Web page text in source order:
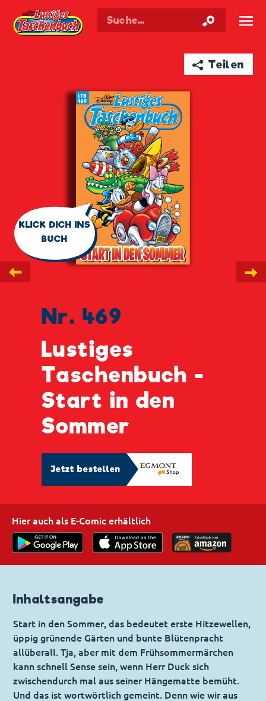
Walt Disneys Taschenbuch ☰
➦ Teilen
←
🗨
KLICK DICH INS
BUCH
Nr. 469
Lustiges
Taschenbuch -
Start in den
Sommer
Jetzt bestellen
→
Hier auch als E-Comic erhältlich
Inhaltsangabe
Start in den Sommer, das bedeutet erste Hitzewellen,
üppig grünende Gärten und bunte Blütenpracht
allüberall. Tja, aber mit dem Frühsommermärchen
kann schnell Sense sein, wenn Herr Duck sich
zwischendurch mal aus seiner Hängematte bemüht.
Und das ist wortwörtlich gemeint. Denn wie wir aus